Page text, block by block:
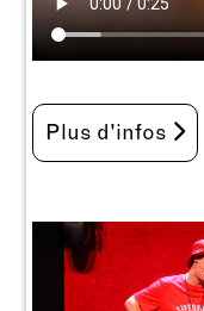
Plus d'infos